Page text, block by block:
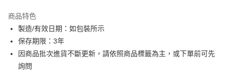
Apple Pay
街口支付
全盈+PAY
商品特色
製造/有效日期：如包裝所示
保存期限：3年
因商品批次進貨不斷更新，請依照商品標籤為主，或下單前可先
詢問